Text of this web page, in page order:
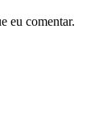
eu comentar.